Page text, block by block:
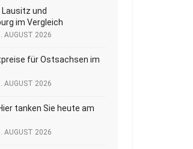
und
im Vergleich
AUGUST 2026
für Ostsachsen im
AUGUST 2026
tanken Sie heute am
AUGUST 2026